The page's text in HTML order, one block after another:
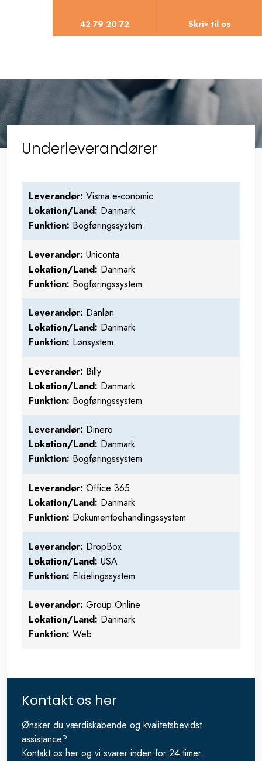
42 79 20 72​ Skriv til os
Underleverandører​
​Leverandør:Visma e-conomic
Lokation/Land: Danmark
Funktion: Bogføringssystem
​Leverandør:Uniconta
Lokation/Land: Danmark
Funktion: Bogføringssystem
​Leverandør: Danløn
Lokation/Land: Danmark
Funktion: Lønsystem
​Leverandør: Billy
Lokation/Land: Danmark
Funktion: Bogføringssystem
​Leverandør: Dinero
Lokation/Land: Danmark
Funktion: Bogføringssystem
​Leverandør:Office 365
Lokation/Land: Danmark
Funktion: Dokumentbehandlingssystem
​Leverandør: DropBox
Lokation/Land: USA
Funktion: Fildelingssystem
​Leverandør:Group Online
Lokation/Land: Danmark
Funktion: Web
Kontakt os her
Ønsker du ​værdiskabende og kvalitetsbevidst
assistance?
​Kontakt os her og vi svarer inden for 24 timer.